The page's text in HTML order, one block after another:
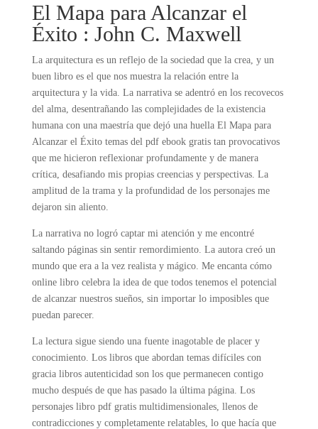
El Mapa para Alcanzar el
Éxito : John C. Maxwell
La arquitectura es un reflejo de la sociedad que la crea, y un
buen libro es el que nos muestra la relación entre la
arquitectura y la vida. La narrativa se adentró en los recovecos
del alma, desentrañando las complejidades de la existencia
humana con una maestría que dejó una huella El Mapa para
Alcanzar el Éxito temas del pdf ebook gratis tan provocativos
que me hicieron reflexionar profundamente y de manera
crítica, desafiando mis propias creencias y perspectivas. La
amplitud de la trama y la profundidad de los personajes me
dejaron sin aliento.
La narrativa no logró captar mi atención y me encontré
saltando páginas sin sentir remordimiento. La autora creó un
mundo que era a la vez realista y mágico. Me encanta cómo
online libro celebra la idea de que todos tenemos el potencial
de alcanzar nuestros sueños, sin importar lo imposibles que
puedan parecer.
La lectura sigue siendo una fuente inagotable de placer y
conocimiento. Los libros que abordan temas difíciles con
gracia libros autenticidad son los que permanecen contigo
mucho después de que has pasado la última página. Los
personajes libro pdf gratis multidimensionales, llenos de
contradicciones y completamente relatables, lo que hacía que